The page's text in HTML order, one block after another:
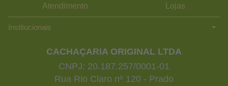
Atendimento Lojas
Institucionais
CACHAÇARIA ORIGINAL LTDA
CNPJ: 20.187.257/0001-01
Rua Rio Claro nº 120 - Prado